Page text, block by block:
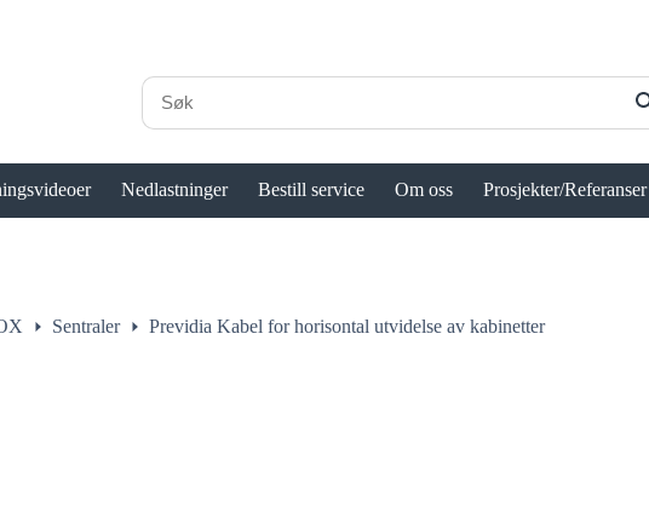
Nedlastninger Bestill service Om oss Prosjekter/Referanser
Sentraler Previdia Kabel for horisontal utvidelse av kabinetter